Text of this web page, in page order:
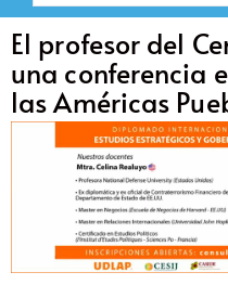
El profesor del
una conferencia
las Américas